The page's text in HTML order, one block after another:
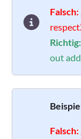
Falsch:
Richtig:
out
Falsch: